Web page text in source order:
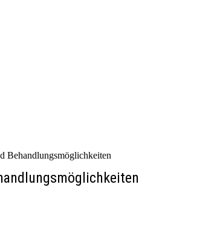
Behandlungsmöglichkeiten